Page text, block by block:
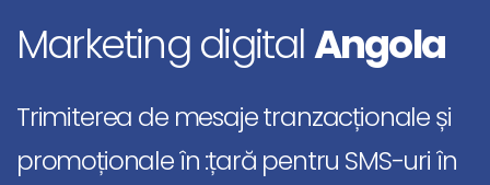
Marketing digitalAngola
Trimiterea de mesaje tranzacționale și
promoționale în :țară pentru SMS-uri în